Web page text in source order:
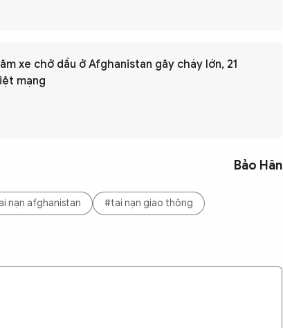
xe chở dầu ở Afghanistan gây cháy lớn, 21
mạng
Bảo Hân
nạn afghanistan #tai nạn giao thông